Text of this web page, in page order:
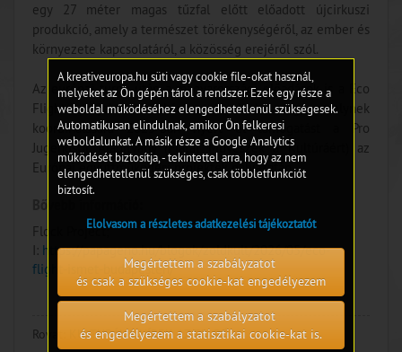
egy 27 méter magas tűzfal előtt előadott újcirkuszi
produkció, amely a természet törékenységéről, az ember és
környezete kapcsolatáról, a közösség erejéről szól.
Az európai turné után a magyarországi előadások is a Eco
Flight projekt részeként valósulnak meg, amelynek
koordinálására 2023-ban nyert el támogatást a Pro
Jugendstíl Alapítvány (Fiatal Művészek a Kultúráért) az
Európai együttműködési projektek pályázatán.
Flock Project;
I: https://papageno.hu/blogok/zoldkult/2026/05/eco-
flight-ismet-budapesten/
Rovat:
KULTURÁLIS HÍREK AZ EU-BÓL
A kreativeuropa.hu süti vagy cookie file-okat használ,
melyeket az Ön gépén tárol a rendszer. Ezek egy része a
weboldal működéséhez elengedhetetlenül szükségesek.
Automatikusan elindulnak, amikor Ön felkeresi
weboldalunkat. A másik része a Google Analytics
működését biztosítja, - tekintettel arra, hogy az nem
elengedhetetlenül szükséges, csak többletfunkciót
biztosít.
Elolvasom a részletes adatkezelési tájékoztatót
Megértettem a szabályzatot
és csak a szükséges cookie-kat engedélyezem
Megértettem a szabályzatot
és engedélyezem a statisztikai cookie-kat is.